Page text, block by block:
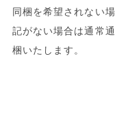
同梱を希望されない
記がない場合は通常
梱いたします。